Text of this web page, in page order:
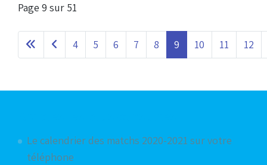
Page 9 sur 51
4 5 6 7 8 9 10 11 12
Le calendrier des matchs 2020-2021 sur votre
téléphone